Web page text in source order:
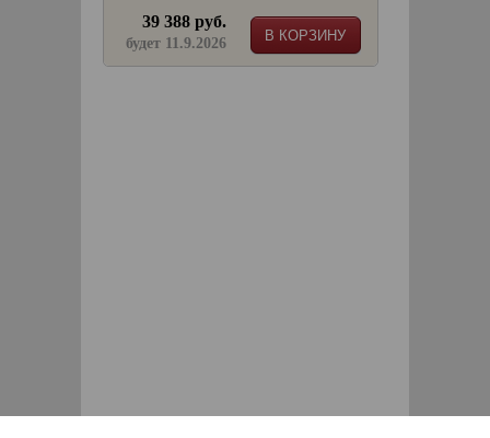
В КОРЗИНУ
39 388 руб.
будет 11.9.2026